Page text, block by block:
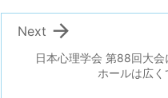
日本心理学会 第88回大
ホールは広く

Next